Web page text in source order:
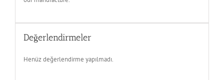
Değerlendirmeler
Henüz değerlendirme yapılmadı.